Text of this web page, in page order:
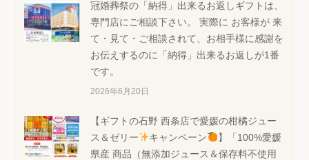
冠婚葬祭の「納得」出来るお返しギフトは、
専門店にご相談下さい。 実際に お客様が 来
て・見て・ご相談されて、お相手様に感謝を
お伝えするのに「納得」出来るお返しが1番
です。
2026年6月20日
【ギフトの石野 西条店で愛媛の柑橘ジュー
ス＆ゼリー
キャンペーン
】「100%愛媛
県産 商品（無添加ジュース＆保存料不使用